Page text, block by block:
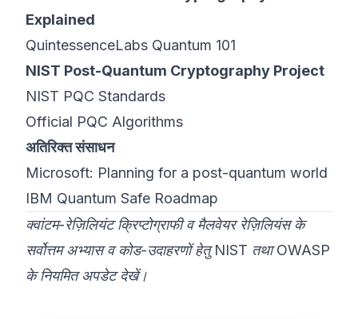
Explained
QuintessenceLabs Quantum 101
NIST Post-Quantum Cryptography Project
NIST PQC Standards
Official PQC Algorithms
अतिरिक्त संसाधन
Microsoft: Planning for a post-quantum world
IBM Quantum Safe Roadmap
क्वांटम-रेज़िलियंट क्रिप्टोग्राफी व मैलवेयर रेज़िलियंस के
सर्वोत्तम अभ्यास व कोड-उदाहरणों हेतुNIST तथाOWASP
के नियमित अपडेट देखें।